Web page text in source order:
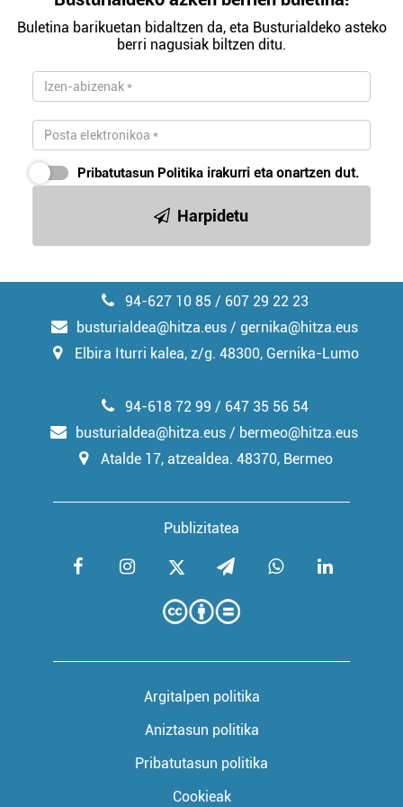
Buletina barikuetan bidaltzen da, eta Busturialdeko asteko
berri nagusiak biltzen ditu.
Pribatutasun Politika irakurri eta onartzen dut.
Harpidetu
94-627 10 85 / 607 29 22 23
busturialdea@hitza.eus / gernika@hitza.eus
Elbira Iturri kalea, z/g. 48300, Gernika-Lumo
Publizitatea
94-618 72 99 / 647 35 56 54
busturialdea@hitza.eus / bermeo@hitza.eus
Atalde 17, atzealdea. 48370, Bermeo
Argitalpen politika
Aniztasun politika
Pribatutasun politika
Cookieak